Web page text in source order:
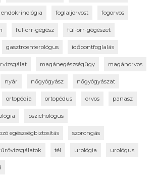
endokrinológia foglaljorvost fogorvos
fül-orr-gégész fül-orr-gégészet
gasztroenterológus időpontfoglalás
magánegészségügy magánorvos
nyár nőgyógyász nőgyógyászat
ortopédia ortopédus orvos panasz
pszichológus
egészségbiztosítás szorongás
tél urológia urológus